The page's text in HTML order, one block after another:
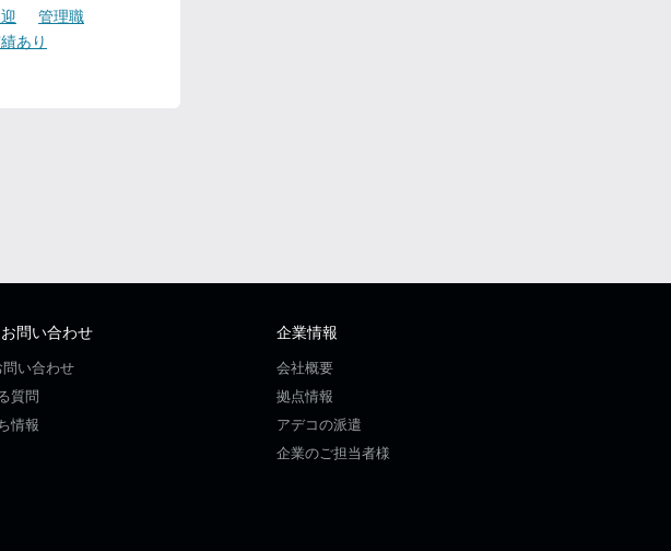
管理職
あり
問い合わせ
い合わせ
質問
情報
企業情報
会社概要
拠点情報
アデコの派遣
企業のご担当者様